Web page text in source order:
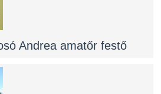
Andrea amatőr festő